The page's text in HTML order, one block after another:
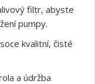
filtr, abyste
pumpy.
kvalitní, čisté
a údržba